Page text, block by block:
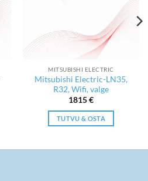
MITSUBISHI ELECTRIC
Mitsubishi Electric-LN35,
R32, Wifi, valge
1815€
TUTVU & OSTA